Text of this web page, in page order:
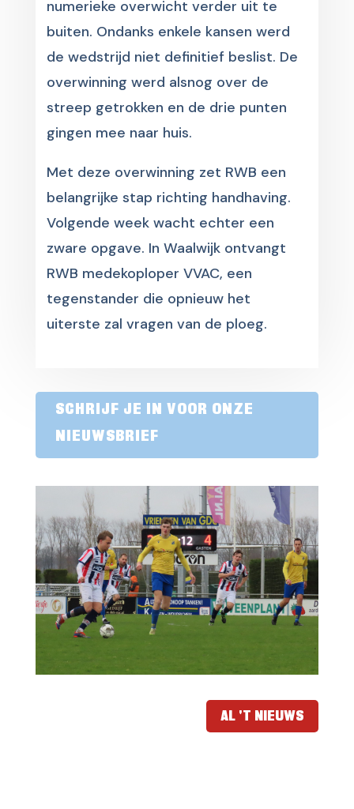
numerieke overwicht verder uit te
buiten. Ondanks enkele kansen werd
de wedstrijd niet definitief beslist. De
overwinning werd alsnog over de
streep getrokken en de drie punten
gingen mee naar huis.
Met deze overwinning zet RWB een
belangrijke stap richting handhaving.
Volgende week wacht echter een
zware opgave. In Waalwijk ontvangt
RWB medekoploper VVAC, een
tegenstander die opnieuw het
uiterste zal vragen van de ploeg.
SCHRIJF JE IN VOOR ONZE
NIEUWSBRIEF
AL 'T NIEUWS